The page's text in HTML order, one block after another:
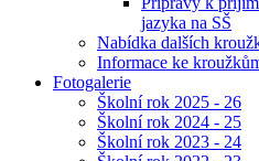
jazyka na SŠ
Nabídka dalších
Informace ke
Fotogalerie
Školní rok 2025 - 26
Školní rok 2024 - 25
Školní rok 2023 - 24